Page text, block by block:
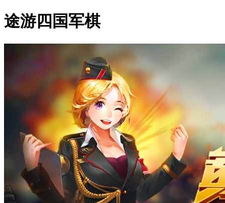
途游四国军棋